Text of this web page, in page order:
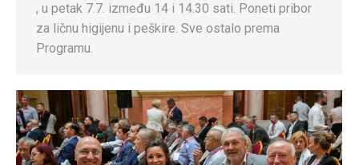
, u petak 7.7. između 14 i 14.30 sati. Poneti pribor
za ličnu higijenu i peškire. Sve ostalo prema
Programu.